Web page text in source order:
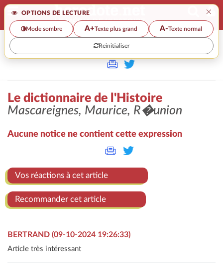
OPTIONS DE LECTURE ×
Mode sombre A+Texte plus grand A-Texte normal
Reinitialiser
>
Le dictionnaire de l'Histoire
Mascareignes, Maurice, R�union
Aucune notice ne contient cette expression
Vos réactions à cet article
Recommander cet article
BERTRAND (09-10-2024 19:26:33)
Article très intéressant